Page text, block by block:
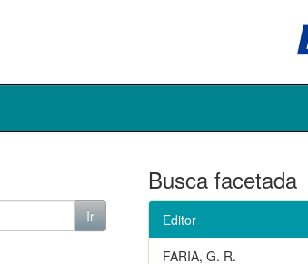
Busca facetada
Editor
FARIA, G. R.